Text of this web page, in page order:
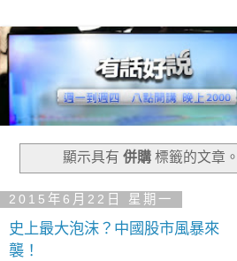
顯示具有 併購標籤的文章。
2015年6月22日 星期一
史上最大泡沫？中國股市風暴來
襲！